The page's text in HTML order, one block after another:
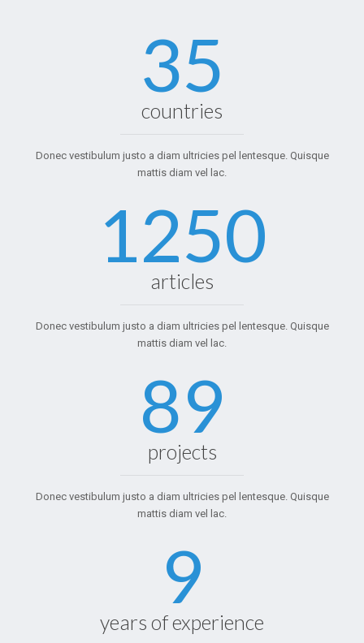
35
countries
Donec vestibulum justo a diam ultricies pel lentesque. Quisque
mattis diam vel lac.
1250
articles
Donec vestibulum justo a diam ultricies pel lentesque. Quisque
mattis diam vel lac.
89
projects
Donec vestibulum justo a diam ultricies pel lentesque. Quisque
mattis diam vel lac.
9
years of experience